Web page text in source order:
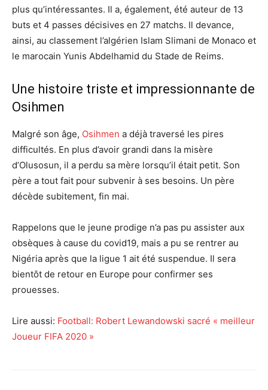
plus qu’intéressantes. Il a, également, été auteur de 13
buts et 4 passes décisives en 27 matchs. Il devance,
ainsi, au classement l’algérien Islam Slimani de Monaco et
le marocain Yunis Abdelhamid du Stade de Reims.
Une histoire triste et impressionnante de
Osihmen
Malgré son âge, Osihmen a déjà traversé les pires
difficultés. En plus d’avoir grandi dans la misère
d’Olusosun, il a perdu sa mère lorsqu’il était petit. Son
père a tout fait pour subvenir à ses besoins. Un père
décède subitement, fin mai.
Rappelons que le jeune prodige n’a pas pu assister aux
obsèques à cause du covid19, mais a pu se rentrer au
Nigéria après que la ligue 1 ait été suspendue. Il sera
bientôt de retour en Europe pour confirmer ses
prouesses.
Lire aussi: Football: Robert Lewandowski sacré « meilleur
Joueur FIFA 2020 »